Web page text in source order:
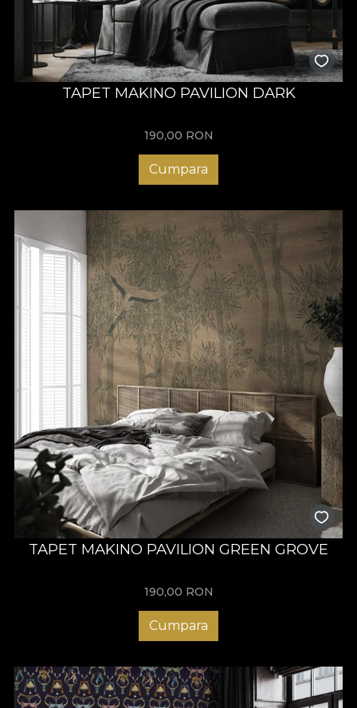
TAPET MAKINO PAVILION DARK
190,00 RON
Cumpara
TAPET MAKINO PAVILION GREEN GROVE
190,00 RON
Cumpara